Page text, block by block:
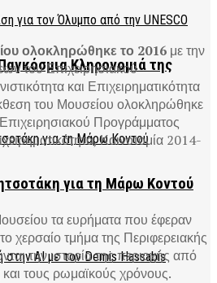
Κληρονομιά της
για τη Μάρω Κοντού
ολοκληρώθηκε το 2016 με την
του Επιχειρησιακού
και Επιχειρηματικότητα
του Μουσείου ολοκληρώθηκε
Προγράμματος
Καινοτομία 2014-
τα ευρήματα που έφεραν
χερσαίο τμήμα της Περιφερειακής
την ιστορία της περιοχής από
τους ρωμαϊκούς χρόνους.